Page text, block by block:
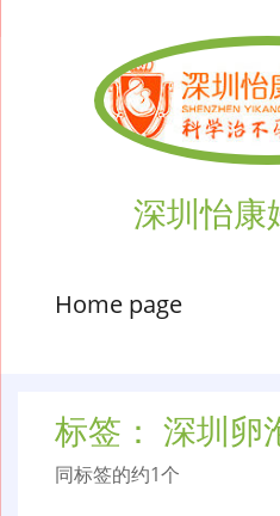
深圳怡康
Home page
标签： 深圳卵
同标签的约1个